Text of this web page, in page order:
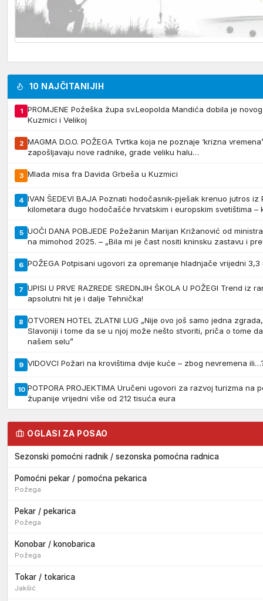
10 NAJČITANIJIH
1
PROMJENE Požeška župa sv.Leopolda Mandića dobila je
Kuzmici i Velikoj
2 MAGMA D.O.O. POŽEGA Tvrtka koja ne poznaje ‘krizna
zapošljavaju nove radnike, grade veliku halu…
3 Mlada misa fra Davida Grbeša u Kuzmici
4 IVAN ŠEDEVI BAJA Poznati hodočasnik-pješak krenuo jutros
kilometara dugo hodočašće hrvatskim i europskim svetištima –
5 UOČI DANA POBJEDE Požežanin Marijan Križanović od
na mimohod 2025. – „Bila mi je čast nositi kninsku zastavu i
6 POŽEGA Potpisani ugovori za opremanje hladnjače vrijedni 3,3
7 UPISI U PRVE RAZREDE SREDNJIH ŠKOLA U POŽEGI Trend iz
apsolutni hit je i dalje Tehnička!
8 OTVOREN HOTEL ZLATNI LUG „Nije ovo još samo jedna
Slavoniji i tome da se u njoj može nešto stvoriti, priča o tome
našem selu”
9 VIDOVCI Požari na krovištima dvije kuće – zbog nevremena
10 POTPORA PROJEKTIMA Uručeni ugovori za razvoj turizma na
županije vrijedni više od 212 tisuća eura
OGLASI ZA POSAO
Sezonski pomoćni radnik / sezonska pomoćna radnica
Pomoćni pekar / pomoćna pekarica
Požega
Pekar / pekarica
Požega
Konobar / konobarica
Požega
Tokar / tokarica
Jakšić